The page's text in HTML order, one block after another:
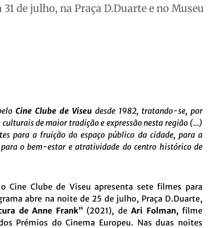
de julho, na Praça D.Duarte e no Museu
Cine Clube de Viseu desde 1982, tratando-se, por
de maior tradição e expressão nesta região (…)
para a fruição do espaço público da cidade, para a
o bem-estar e atratividade do centro histórico de
Cine Clube de Viseu apresenta sete filmes para
abre na noite de 25 de julho, Praça D.Duarte,
de Anne Frank” (2021), de Ari Folman, filme
Prémios do Cinema Europeu. Nas duas noites